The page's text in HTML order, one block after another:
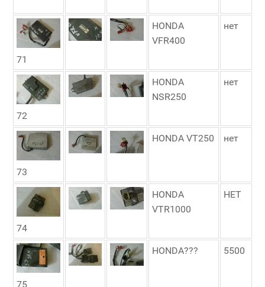
71
HONDA
VFR400
нет
72
HONDA
NSR250
нет
73
HONDA VT250 нет
74
HONDA
VTR1000
НЕТ
75
HONDA??? 5500